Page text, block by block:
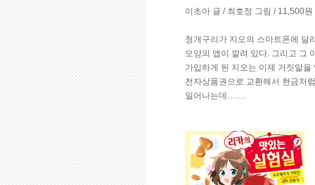
이초아 글 / 최호정 그림 / 11,500
청개구리가 지오의 스마트폰에 달
모양의 앱이 깔려 있다. 그리고 그
가입하게 된 지오는 이제 거짓말
전자상품권으로 교환해서 현금처
일어나는데…….